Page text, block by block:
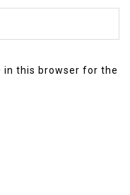
in this browser for the